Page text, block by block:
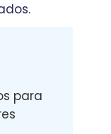
para